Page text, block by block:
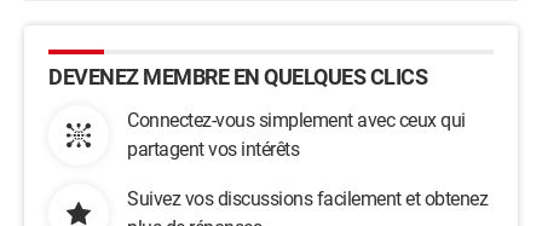
DEVENEZ MEMBRE EN QUELQUES CLICS
Connectez-vous simplement avec ceux qui
partagent vos intérêts
Suivez vos discussions facilement et obtenez